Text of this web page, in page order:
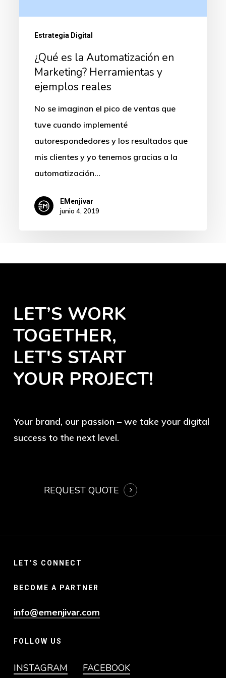
Herramientas
reales
Estrategia Digital
¿Qué es la Automatización en
Marketing? Herramientas y
ejemplos reales
No se imaginan el pico de ventas que
tuve cuando implementé
autorespondedores y los resultados que
mis clientes y yo tenemos gracias a la
automatización…
EMenjivar
junio 4, 2019
LET’S WORK
TOGETHER,
LET'S START
YOUR PROJECT!
Your brand, our passion – we take your digital
success to the next level.
REQUEST QUOTE
LET’S CONNECT
BECOME A PARTNER
info@emenjivar.com
FOLLOW US
INSTAGRAM FACEBOOK